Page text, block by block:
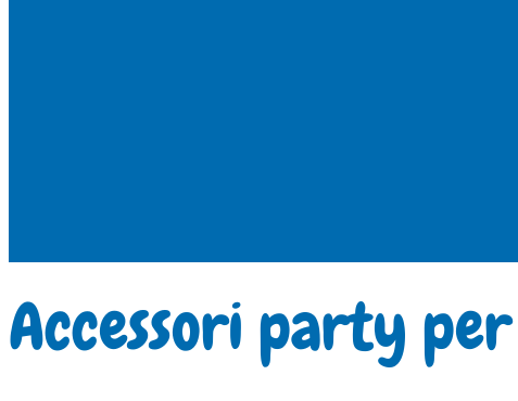
Accessori party